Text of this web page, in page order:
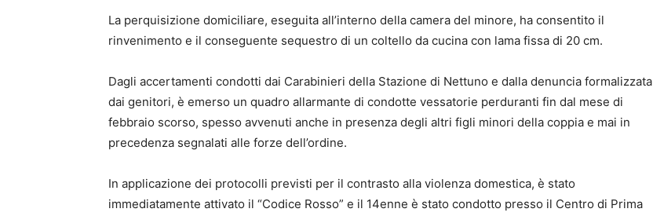
La perquisizione domiciliare, eseguita all’interno della camera del minore, ha consentito il
rinvenimento e il conseguente sequestro di un coltello da cucina con lama fissa di 20 cm.
Dagli accertamenti condotti dai Carabinieri della Stazione di Nettuno e dalla denuncia formalizzata
dai genitori, è emerso un quadro allarmante di condotte vessatorie perduranti fin dal mese di
febbraio scorso, spesso avvenuti anche in presenza degli altri figli minori della coppia e mai in
precedenza segnalati alle forze dell’ordine.
In applicazione dei protocolli previsti per il contrasto alla violenza domestica, è stato
immediatamente attivato il “Codice Rosso” e il 14enne è stato condotto presso il Centro di Prima